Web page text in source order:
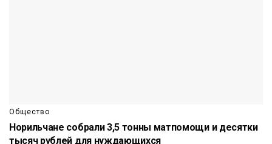
Общество
Норильчане собрали 3,5 тонны матпомощи и десятки
тысяч рублей для нуждающихся